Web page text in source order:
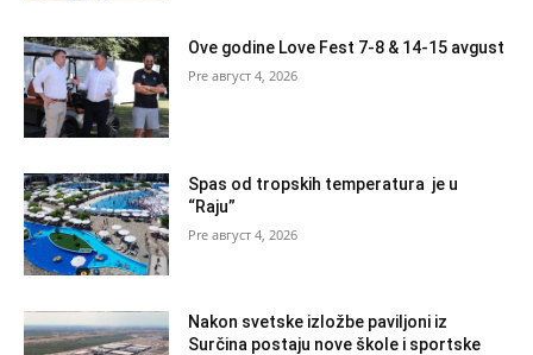
Ove godine Love Fest 7-8 & 14-15 avgust
август 4, 2026
Spas od tropskih temperatura je u
“Raju”
август 4, 2026
Nakon svetske izložbe paviljoni iz
Surčina postaju nove škole i sportske